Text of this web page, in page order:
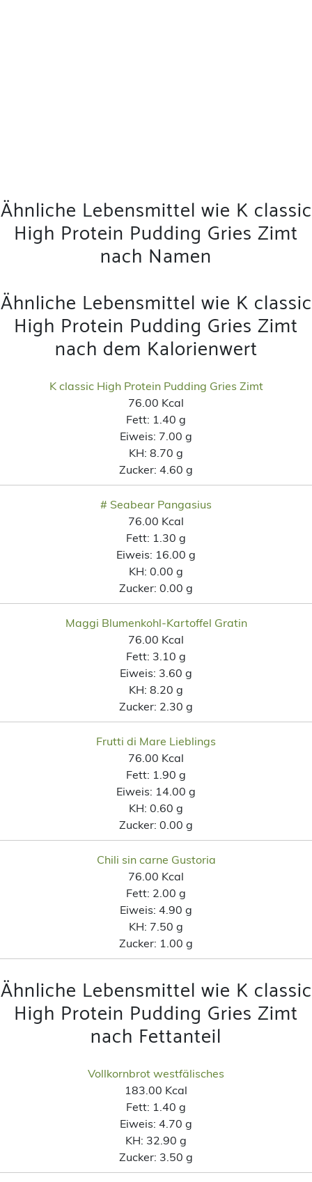
Ähnliche Lebensmittel wie K classic
High Protein Pudding Gries Zimt
nach Namen
Ähnliche Lebensmittel wie K classic
High Protein Pudding Gries Zimt
nach dem Kalorienwert
K classic High Protein Pudding Gries Zimt
76.00 Kcal
Fett: 1.40 g
Eiweis: 7.00 g
KH: 8.70 g
Zucker: 4.60 g
# Seabear Pangasius
76.00 Kcal
Fett: 1.30 g
Eiweis: 16.00 g
KH: 0.00 g
Zucker: 0.00 g
Maggi Blumenkohl-Kartoffel Gratin
76.00 Kcal
Fett: 3.10 g
Eiweis: 3.60 g
KH: 8.20 g
Zucker: 2.30 g
Frutti di Mare Lieblings
76.00 Kcal
Fett: 1.90 g
Eiweis: 14.00 g
KH: 0.60 g
Zucker: 0.00 g
Chili sin carne Gustoria
76.00 Kcal
Fett: 2.00 g
Eiweis: 4.90 g
KH: 7.50 g
Zucker: 1.00 g
Ähnliche Lebensmittel wie K classic
High Protein Pudding Gries Zimt
nach Fettanteil
Vollkornbrot westfälisches
183.00 Kcal
Fett: 1.40 g
Eiweis: 4.70 g
KH: 32.90 g
Zucker: 3.50 g